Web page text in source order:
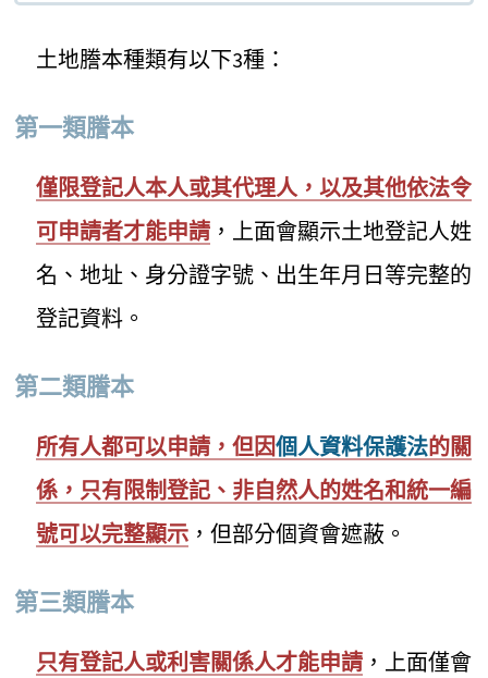
土地謄本種類有以下3種：
第一類謄本
僅限登記人本人或其代理人，以及其他依法令
可申請者才能申請 ，上面會顯示土地登記人姓
名、地址、身分證字號、出生年月日等完整的
登記資料。
第二類謄本
所有人都可以申請，但因個人資料保護法的關
係，只有限制登記、非自然人的姓名和統一編
號可以完整顯示 ，但部分個資會遮蔽。
第三類謄本
只有登記人或利害關係人才能申請 ，上面僅會